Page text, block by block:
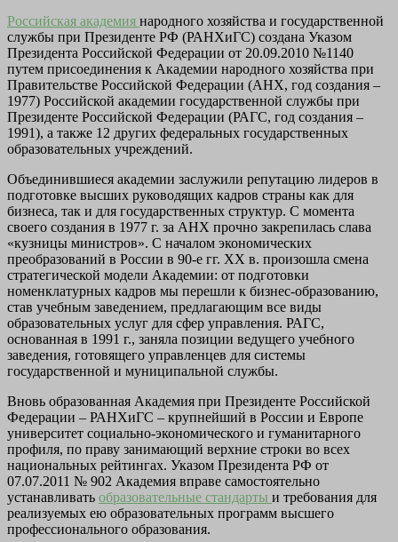
Российская академия народного хозяйства и государственной
службы при Президенте РФ (РАНХиГС) создана Указом
Президента Российской Федерации от 20.09.2010 №1140
путем присоединения к Академии народного хозяйства при
Правительстве Российской Федерации (АНХ, год создания –
1977) Российской академии государственной службы при
Президенте Российской Федерации (РАГС, год создания –
1991), а также 12 других федеральных государственных
образовательных учреждений.
Объединившиеся академии заслужили репутацию лидеров в
подготовке высших руководящих кадров страны как для
бизнеса, так и для государственных структур. С момента
своего создания в 1977 г. за АНХ прочно закрепилась слава
«кузницы министров». С началом экономических
преобразований в России в 90-е гг. ХХ в. произошла смена
стратегической модели Академии: от подготовки
номенклатурных кадров мы перешли к бизнес-образованию,
став учебным заведением, предлагающим все виды
образовательных услуг для сфер управления. РАГС,
основанная в 1991 г., заняла позиции ведущего учебного
заведения, готовящего управленцев для системы
государственной и муниципальной службы.
Вновь образованная Академия при Президенте Российской
Федерации – РАНХиГС – крупнейший в России и Европе
университет социально-экономического и гуманитарного
профиля, по праву занимающий верхние строки во всех
национальных рейтингах. Указом Президента РФ от
07.07.2011 № 902 Академия вправе самостоятельно
устанавливать образовательные стандарты и требования для
реализуемых ею образовательных программ высшего
профессионального образования.